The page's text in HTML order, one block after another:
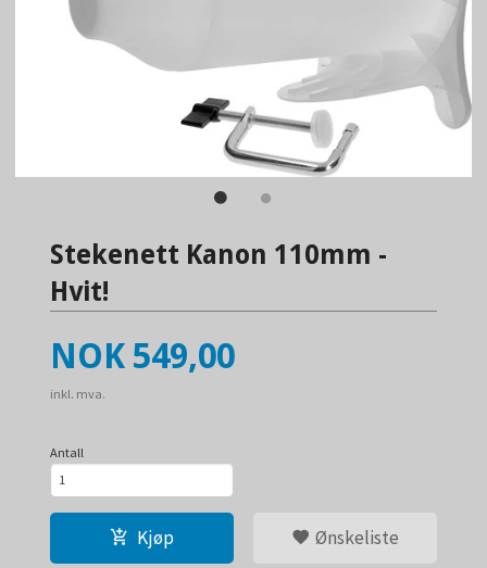
Stekenett Kanon 110mm -
Hvit!
Pris
NOK 549,00
inkl. mva.
Antall
Kjøp Ønskeliste